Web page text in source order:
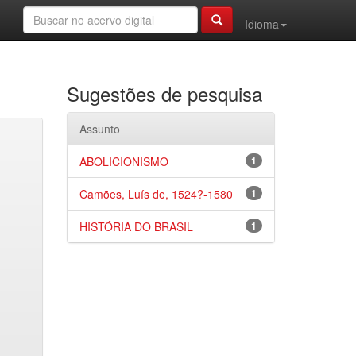
Idioma
Sugestões de pesquisa
Assunto
1
ABOLICIONISMO
1
Camões, Luís de, 1524?-1580
1
HISTÓRIA DO BRASIL